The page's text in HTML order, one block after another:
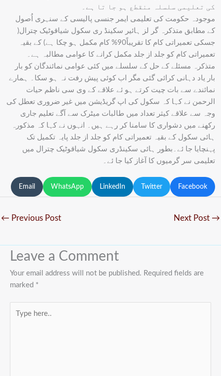
کی تعلیمی سلسلہ منقطع ہو جا تا ہے۔
موجودہ حکومت کی تعلیمی ایمر جنسی پالیسی کے سنہری اُصول
کے مطابق متذکرہ گر لز ہائیر سکینڈ ری سکول شیاقوٹیک چترال(
جسکی تعمیراتی کام کا تقریباً90% کام مکمل ہو چکا ہے) کے بقیہ
تعمیراتی کام کو جلد از جلد مکمل کرانے کا عوامی مطالبہ ہے۔
متذکرہ مسئلے کے حل کے سلسلے میں کئی عوامی نمائندگان کو بار
بار یاد دہانی کرائی گئی مگر اب کوئی پیش رفت نہ ہو سکا۔ ہمارے
نمائندے سے بات چیت کرتے ہو ئے علاقے کے وی سی ناظم حیات
الرحمن نے کہا کہ سکول کی اپ گریڈیشن میں غیر ضروری تعطل کی
وجہ سے علاقے کیثر تعداد میں طالبات میٹرک سے آگے تعلیم جاری
رکھنے میں دشواری کا سامنا کر رہے ہیں۔ انہوں نے کہا کہ مذکورہ
ہائی سکول کے بقیہ تعمیراتی کام کو جلد از جلد پایہ تکمیل تک
پہنچایا جا ئے۔بطور ہائی سکینڈری سکول شیاقوٹیک چترال میں
تعلیمی سر گرمیوں کا آغاز کیا جا ئے۔
Facebook
Twitter
LinkedIn
WhatsApp
Email
← Previous Post Next Post →
Leave a Comment
Your email address will not be published. Required fields are
marked *
here..